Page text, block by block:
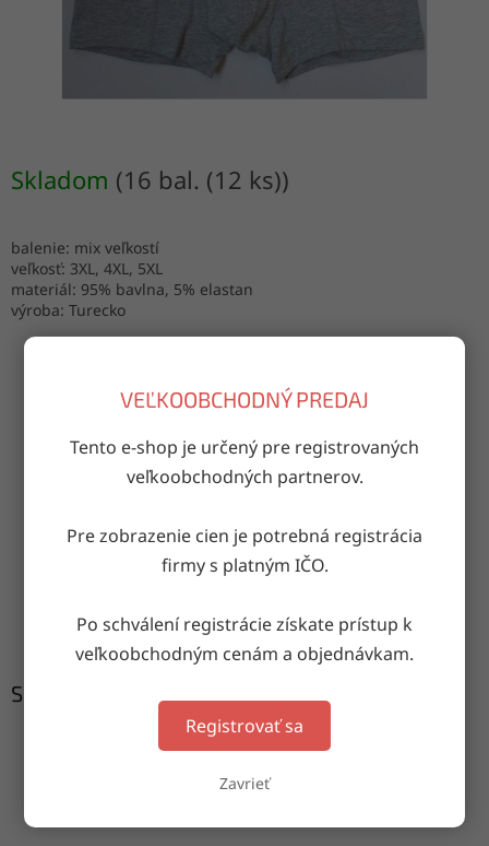
VEĽKOOBCHODNÝ PREDAJ
Tento e-shop je určený pre registrovaných
veľkoobchodných partnerov.
Pre zobrazenie cien je potrebná registrácia
firmy s platným IČO.
Po schválení registrácie získate prístup k
veľkoobchodným cenám a objednávkam.
Registrovať sa
Zavrieť
Skladom (16 bal. (12 ks))
balenie: mix veľkostí
veľkosť: 3XL, 4XL, 5XL
materiál: 95% bavlna, 5% elastan
výroba: Turecko
ZDIEĽAŤ
na akúkoľvek adresu
nepoškodeného tovaru
Súvisiaci tovar